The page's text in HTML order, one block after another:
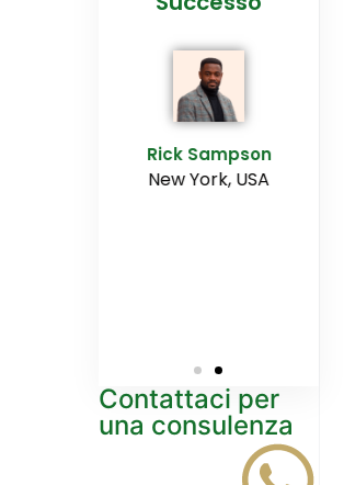
Rick Sampson
New York, USA
Contattaci per
una consulenza